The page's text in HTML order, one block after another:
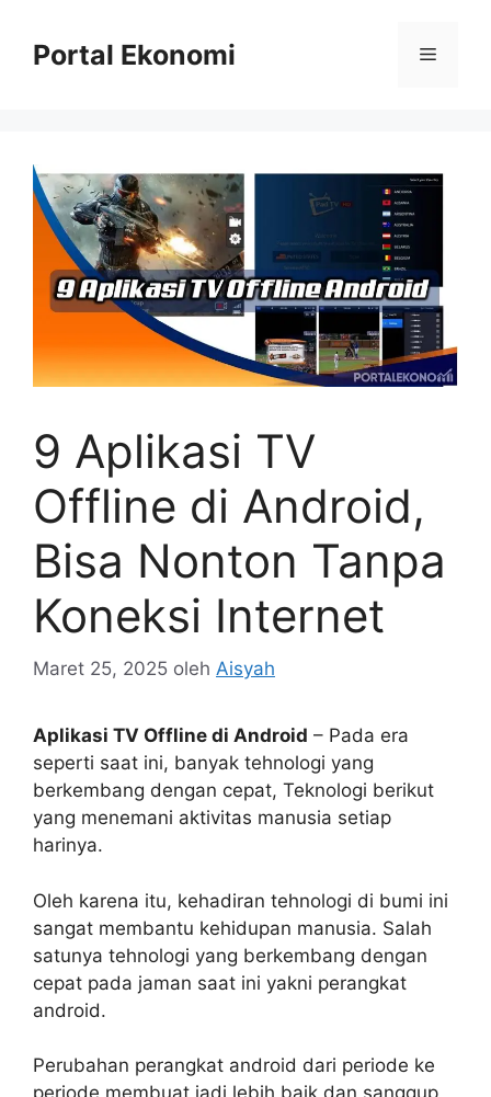
Portal Ekonomi Menu
9 Aplikasi TV
Offline di Android,
Bisa Nonton Tanpa
Koneksi Internet
Maret 25, 2025 oleh Aisyah
Aplikasi TV Offline di Android – Pada era
seperti saat ini, banyak tehnologi yang
berkembang dengan cepat, Teknologi berikut
yang menemani aktivitas manusia setiap
harinya.
Oleh karena itu, kehadiran tehnologi di bumi ini
sangat membantu kehidupan manusia. Salah
satunya tehnologi yang berkembang dengan
cepat pada jaman saat ini yakni perangkat
android.
Perubahan perangkat android dari periode ke